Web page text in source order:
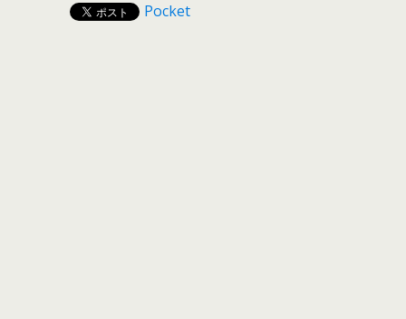
Pocket